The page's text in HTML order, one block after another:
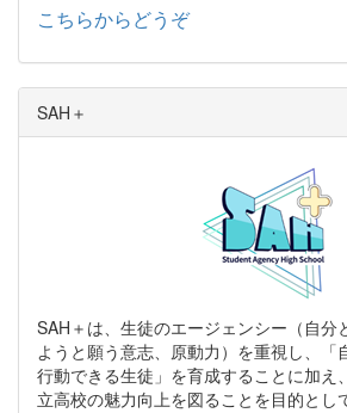
こちらからどうぞ
SAH＋
SAH＋は、生徒のエージェンシー（自分
ようと願う意志、原動力）を重視し、「
行動できる生徒」を育成することに加え
立高校の魅力向上を図ることを目的とし